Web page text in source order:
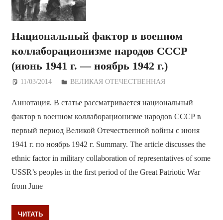
Национальный фактор в военном
коллаборационизме народов СССР
(июнь 1941 г. — ноябрь 1942 г.)
11/03/2014 Дежурный по Редакции
ВЕЛИКАЯ ОТЕЧЕСТВЕННАЯ
Аннотация. В статье рассматривается национальный
фактор в военном коллаборационизме народов СССР в
первый период Великой Отечественной войны с июня
1941 г. по ноябрь 1942 г. Summary. The article discusses the
ethnic factor in military collaboration of representatives of some
USSR’s peoples in the first period of the Great Patriotic War
from June
ЧИТАТЬ